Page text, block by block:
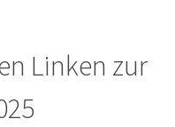
Linken zur